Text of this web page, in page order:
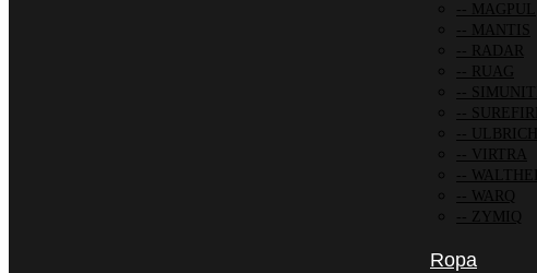
MAGPUL
MANTIS
RADAR
RUAG
SUREFIRE
VIRTRA
WARQ
ZYMIQ
Ropa